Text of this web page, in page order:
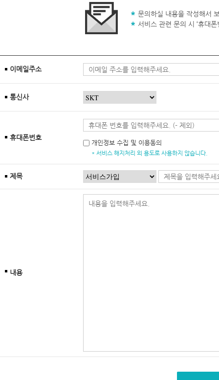
문의하실 내용을 작성해서
서비스 관련 문의 시 ‘휴대
이메일주소
통신사
휴대폰번호
개인정보 수집 및 이용동의
* 서비스 해지처리 외 용도로 사용하지 않습니다.
제목
내용